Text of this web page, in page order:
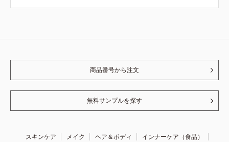
商品番号から注文
無料サンプルを探す
スキンケア メイク ヘア＆ボディ
インナーケア（食品）